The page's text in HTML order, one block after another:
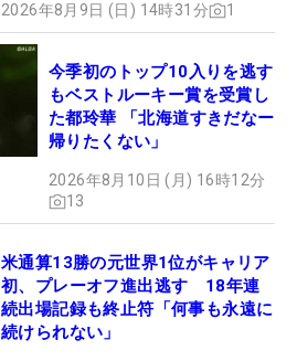
2026年8月9日 (日) 14時31分 1
今季初のトップ10入りを逃す
もベストルーキー賞を受賞し
た都玲華 「北海道すきだなー
帰りたくない」
2026年8月10日 (月) 16時12分
13
米通算13勝の元世界1位がキャリア
初、プレーオフ進出逃す 18年連
続出場記録も終止符「何事も永遠に
続けられない」